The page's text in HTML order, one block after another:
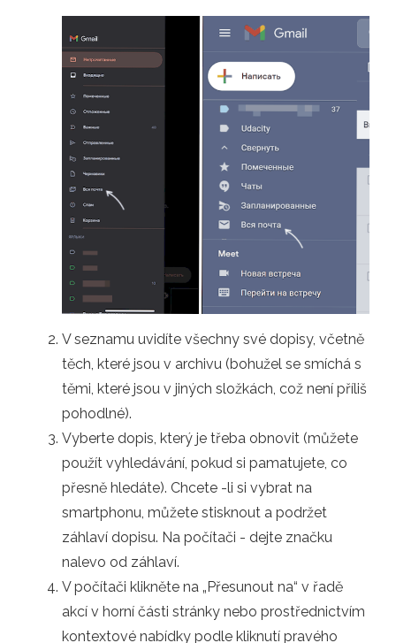
V seznamu uvidíte všechny své dopisy, včetně
těch, které jsou v archivu (bohužel se smíchá s
těmi, které jsou v jiných složkách, což není příliš
pohodlné).
Vyberte dopis, který je třeba obnovit (můžete
použít vyhledávání, pokud si pamatujete, co
přesně hledáte). Chcete -li si vybrat na
smartphonu, můžete stisknout a podržet
záhlaví dopisu. Na počítači - dejte značku
nalevo od záhlaví.
V počítači klikněte na „Přesunout na“ v řadě
akcí v horní části stránky nebo prostřednictvím
kontextové nabídky podle kliknutí pravého